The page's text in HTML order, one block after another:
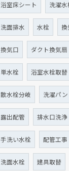
浴室床シート 洗濯水
洗面排水 水栓 換
換気口 ダクト換気扇
単水栓 浴室水栓取替
散水栓分岐 洗濯パン
露出配管 排水口洗浄
手洗い水栓 配管工事
洗面水栓 建具取替